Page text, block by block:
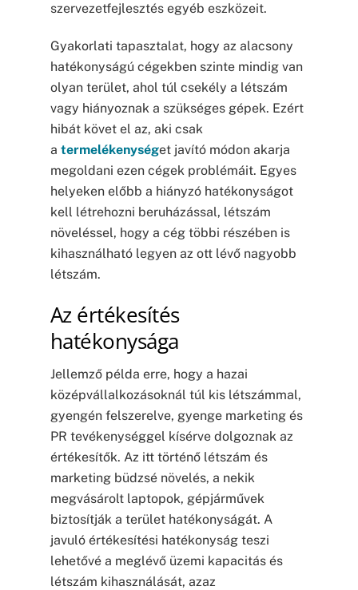
szervezetfejlesztés egyéb eszközeit.
Gyakorlati tapasztalat, hogy az alacsony
hatékonyságú cégekben szinte mindig van
olyan terület, ahol túl csekély a létszám
vagy hiányoznak a szükséges gépek. Ezért
hibát követ el az, aki csak
a termelékenységet javító módon akarja
megoldani ezen cégek problémáit. Egyes
helyeken előbb a hiányzó hatékonyságot
kell létrehozni beruházással, létszám
növeléssel, hogy a cég többi részében is
kihasználható legyen az ott lévő nagyobb
létszám.
Az értékesítés
hatékonysága
Jellemző példa erre, hogy a hazai
középvállalkozásoknál túl kis létszámmal,
gyengén felszerelve, gyenge marketing és
PR tevékenységgel kísérve dolgoznak az
értékesítők. Az itt történő létszám és
marketing büdzsé növelés, a nekik
megvásárolt laptopok, gépjárművek
biztosítják a terület hatékonyságát. A
javuló értékesítési hatékonyság teszi
lehetővé a meglévő üzemi kapacitás és
létszám kihasználását, azaz